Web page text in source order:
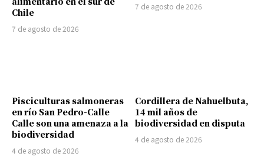
Chile
7 de agosto de 2026
7 de agosto de 2026
Pisciculturas salmoneras
en río San Pedro-Calle
Calle son una amenaza a la
biodiversidad
4 de agosto de 2026
Cordillera de Nahuelbuta,
14 mil años de
biodiversidad en disputa
4 de agosto de 2026